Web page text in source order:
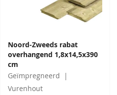
Noord-Zweeds rabat
overhangend 1,8x14,5x390
cm
Geïmpregneerd
Vurenhout